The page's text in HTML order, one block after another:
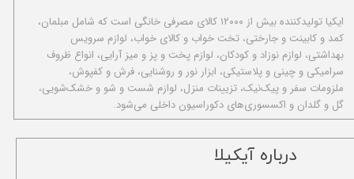
​درباره آیکیلا
ا​یکیا تولیدکننده بیش از ۱۲۰۰۰ کالای مصرفی خانگی است که شامل مبلمان،
کمد و کابینت و جارختی، تخت خواب و کالای خواب، لوازم سرویس
بهداشتی، لوازم نوزاد و کودکان، لوازم پخت و پز و میز آرایی، انواع ظروف
سرامیکی و چینی و پلاستیکی، ابزار نور و روشنایی، فرش و کفپوش،
ملزومات سفر و پیک‌نیک، تزیینات منزل، لوازم شست و شو و خشک‌شویی،
گل و گلدان و اکسسوری‌های دکوراسیون داخلی می‌شود.